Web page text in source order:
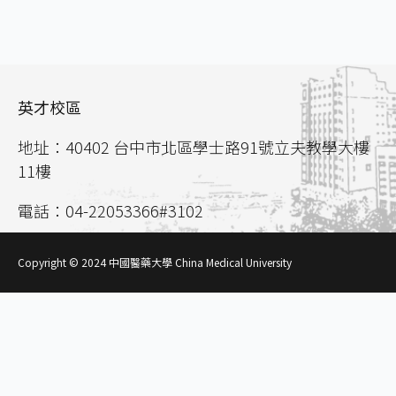
英才校區
地址：40402 台中市北區學士路91號立夫教學大樓
11樓
電話：04-22053366#3102
Copyright © 2024 中國醫藥大學 China Medical University